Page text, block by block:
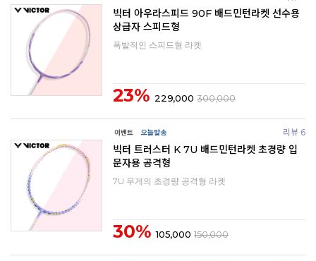
빅터 아우라스피드 90F 배드민턴라켓 선수용
상급자 스피드형
폭발적인 스피드형 라켓
23% 229,000 300,000
리뷰 6
빅터 트러스터 K 7U 배드민턴라켓 초경량 입
문자용 공격형
7U 무게의 초경량 공격형 라켓
30% 105,000 150,000